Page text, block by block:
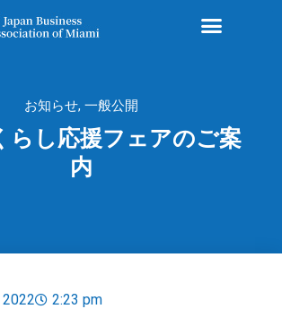
お知らせ, 一般公開
らし応援フェアのご案
内
2:23 pm